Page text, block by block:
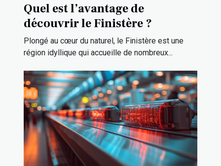
Quel est l’avantage de
découvrir le Finistère ?
Plongé au cœur du naturel, le Finistère est une
région idyllique qui accueille de nombreux...